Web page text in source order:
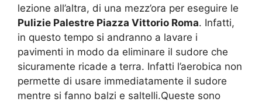
lezione all’altra, di una mezz’ora per eseguire le
Pulizie Palestre Piazza Vittorio Roma. Infatti,
in questo tempo si andranno a lavare i
pavimenti in modo da eliminare il sudore che
sicuramente ricade a terra. Infatti l’aerobica non
permette di usare immediatamente il sudore
mentre si fanno balzi e saltelli.Queste sono